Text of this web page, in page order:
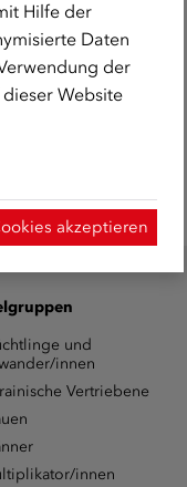
und
innen
Vertriebene
innen
Hilfe der
Daten
der
Website
akzeptieren